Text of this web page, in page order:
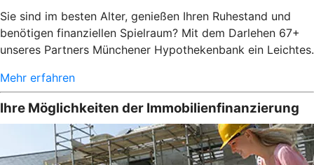
Sie sind im besten Alter, genießen Ihren Ruhestand und
benötigen finanziellen Spielraum? Mit dem Darlehen 67+
unseres Partners Münchener Hypothekenbank ein Leichtes.
Mehr erfahren
Ihre Möglichkeiten der Immobilienfinanzierung